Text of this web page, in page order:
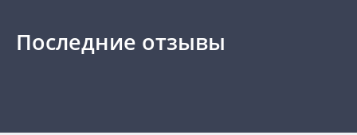
Последние отзывы